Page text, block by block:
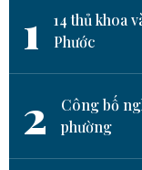
1
14 thủ khoa
Phước
2
Công bố
phường